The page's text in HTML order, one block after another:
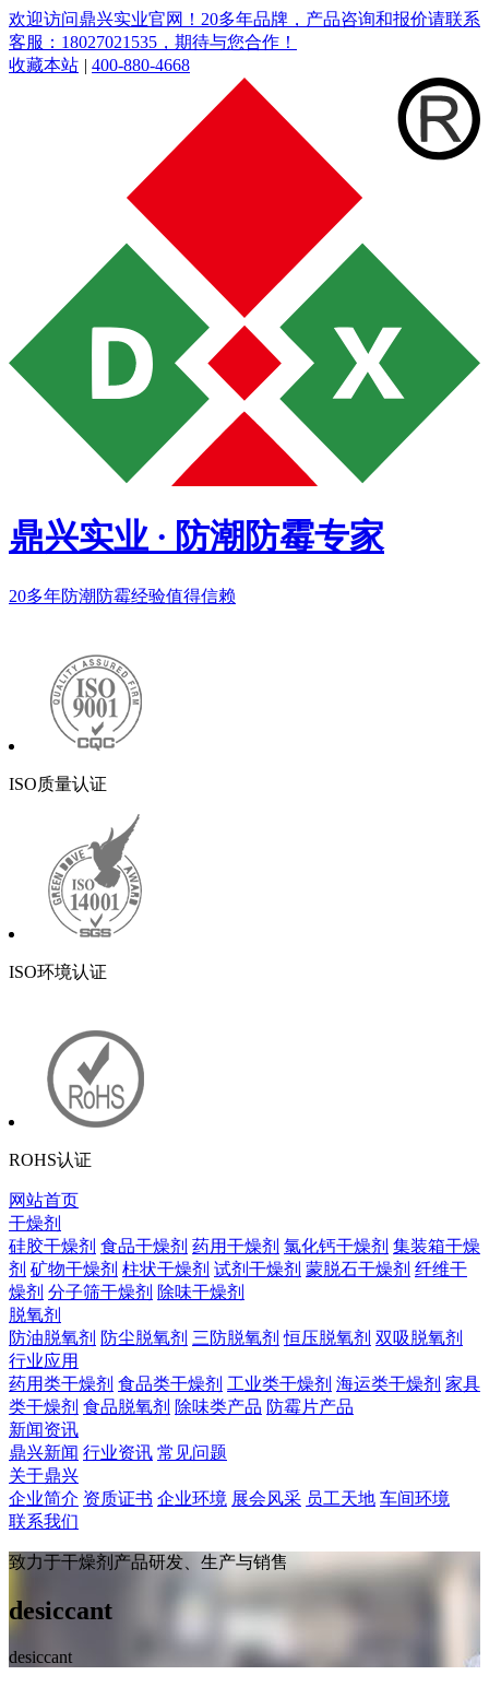
欢迎访问鼎兴实业官网！20多年品牌，产品咨询和报价请联系
客服：18027021535，期待与您合作！
收藏本站 | 400-880-4668
鼎兴实业 · 防潮防霉专家
20多年防潮防霉经验值得信赖
ISO质量认证
ISO环境认证
ROHS认证
网站首页
干燥剂
硅胶干燥剂 食品干燥剂 药用干燥剂 氯化钙干燥剂 集装箱干燥
剂 矿物干燥剂 柱状干燥剂 试剂干燥剂 蒙脱石干燥剂 纤维干
燥剂 分子筛干燥剂 除味干燥剂
脱氧剂
防油脱氧剂 防尘脱氧剂 三防脱氧剂 恒压脱氧剂 双吸脱氧剂
行业应用
药用类干燥剂 食品类干燥剂 工业类干燥剂 海运类干燥剂 家具
类干燥剂 食品脱氧剂 除味类产品 防霉片产品
新闻资讯
鼎兴新闻 行业资讯 常见问题
关于鼎兴
企业简介 资质证书 企业环境 展会风采 员工天地 车间环境
联系我们
致力于干燥剂产品研发、生产与销售
desiccant
desiccant